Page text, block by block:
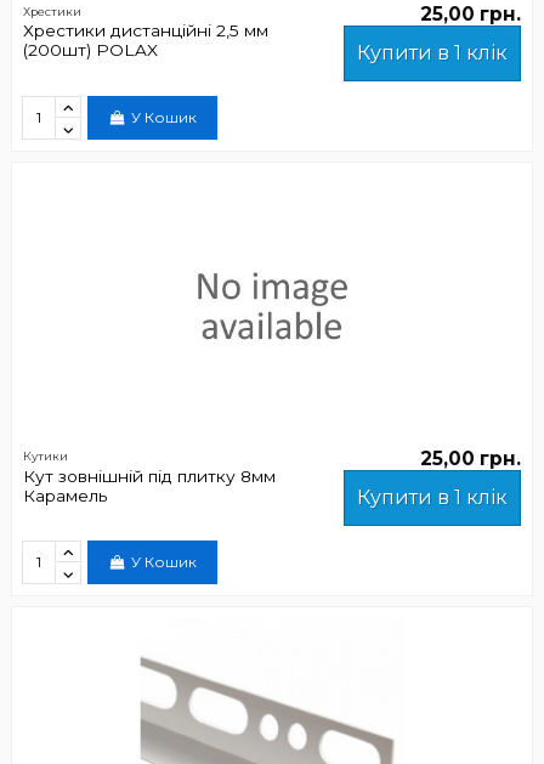
Хрестики
Хрестики дистанційні 2,5 мм
(200шт) POLAX
25,00 грн.
Купити в 1 клік
У Кошик
Кутики
Кут зовнішній під плитку 8мм
Карамель
25,00 грн.
Купити в 1 клік
У Кошик